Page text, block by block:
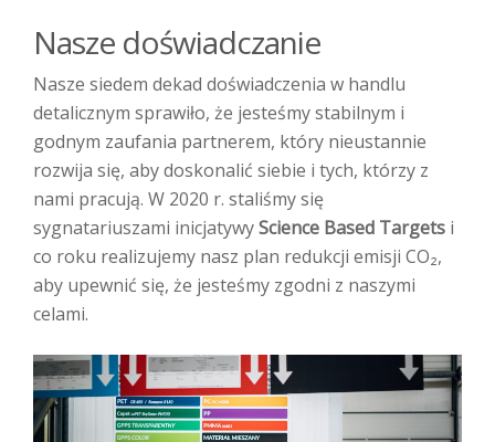
Nasze doświadczanie
Nasze siedem dekad doświadczenia w handlu
detalicznym sprawiło, że jesteśmy stabilnym i
godnym zaufania partnerem, który nieustannie
rozwija się, aby doskonalić siebie i tych, którzy z
nami pracują. W 2020 r. staliśmy się
sygnatariuszami inicjatywyScience Based Targets i
co roku realizujemy nasz plan redukcji emisji CO₂,
aby upewnić się, że jesteśmy zgodni z naszymi
celami.